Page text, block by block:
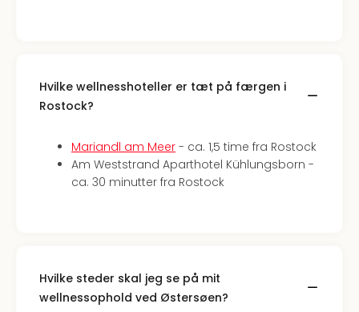
Hvilke wellnesshoteller er tæt på færgen i
Rostock?
Mariandl am Meer - ca. 1,5 time fra Rostock
Am Weststrand Aparthotel Kühlungsborn -
ca. 30 minutter fra Rostock
Hvilke steder skal jeg se på mit
wellnessophold ved Østersøen?